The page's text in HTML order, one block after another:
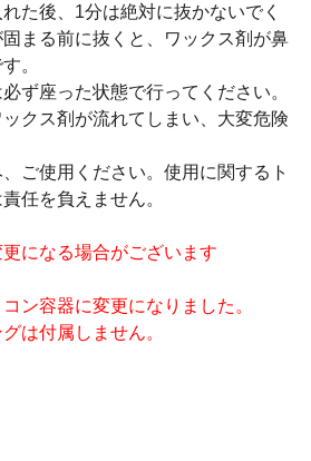
た後、1分は絶対に抜かないでく
まる前に抜くと、ワックス剤が鼻
。
ず座った状態で行ってください。
クス剤が流れてしまい、大変危険
ご使用ください。使用に関するト
任を負えません。
になる場合がございます
ン容器に変更になりました。
は付属しません。